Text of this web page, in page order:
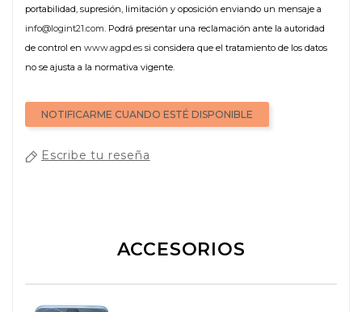
portabilidad, supresión, limitación y oposición enviando un mensaje a
info@logint21.com. Podrá presentar una reclamación ante la autoridad
de control en www.agpd.es si considera que el tratamiento de los datos
no se ajusta a la normativa vigente.
NOTIFICARME CUANDO ESTÉ DISPONIBLE
Escribe tu reseña
ACCESORIOS